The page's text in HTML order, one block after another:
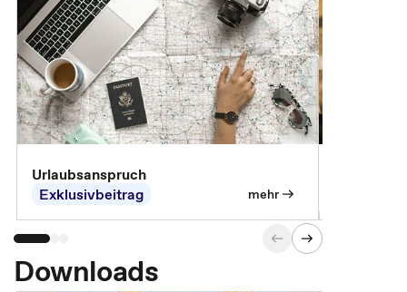
Urlaubsanspruch
Exklusivbeitrag
mehr
Downloads